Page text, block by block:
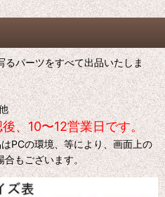
るパーツをすべて出品いたしま
他
、10〜12営業日です。
PCの環境、等により、画面上の
合もございます。